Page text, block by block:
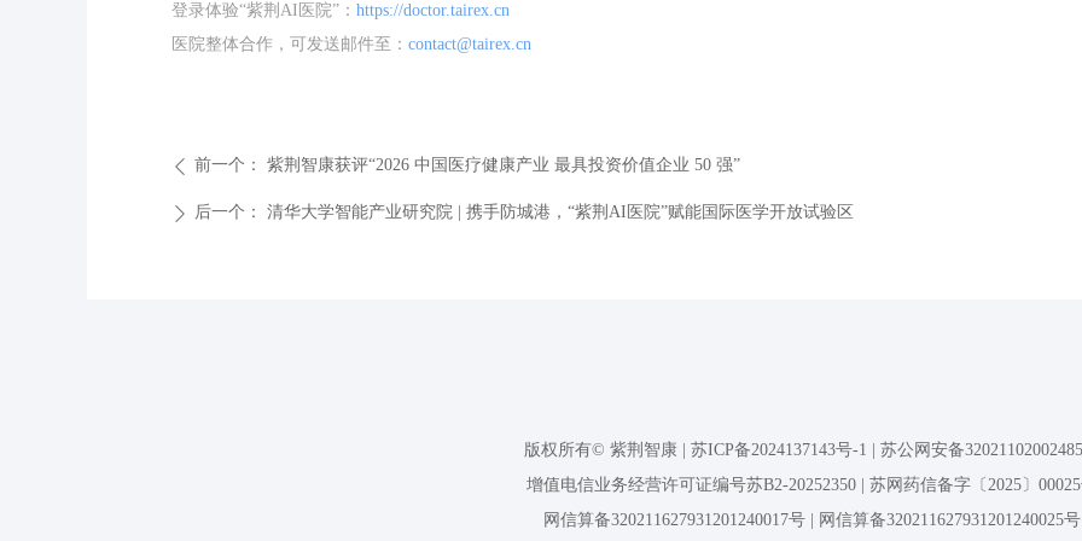
登录体验“紫荆AI医院”： https://doctor.tairex.cn
医院整体合作，可发送邮件至： contact@tairex.cn
ꄴ 前一个： 紫荆智康获评“2026 中国医疗健康产业 最具投资价值企业 50 强”
ꄲ 后一个： 清华大学智能产业研究院 | 携手防城港，“紫荆AI医院”赋能国际医学开放试验区
版权所有© 紫荆智康 | 苏ICP备2024137143号-1
苏公网安备
增值电信业务经营许可证编号苏B2-20252350 | 苏网药信备字〔2025〕
网信算备320211627931201240017号| 网信算备320211627931201240025号